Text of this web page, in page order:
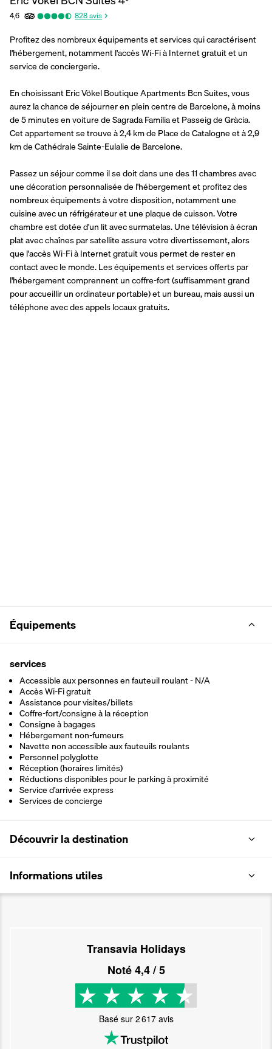
4,6 828avis
Profitez des nombreux équipements et services qui caractérisent
l'hébergement, notamment l'accès Wi-Fi à Internet gratuit et un
service de conciergerie.
En choisissant Eric Vökel Boutique Apartments Bcn Suites, vous
aurez la chance de séjourner en plein centre de Barcelone, à moins
de 5 minutes en voiture de Sagrada Família et Passeig de Gràcia.
Cet appartement se trouve à 2,4 km de Place de Catalogne et à 2,9
km de Cathédrale Sainte-Eulalie de Barcelone.
Passez un séjour comme il se doit dans une des 11 chambres avec
une décoration personnalisée de l'hébergement et profitez des
nombreux équipements à votre disposition, notamment une
cuisine avec un réfrigérateur et une plaque de cuisson. Votre
chambre est dotée d'un lit avec surmatelas. Une télévision à écran
plat avec chaînes par satellite assure votre divertissement, alors
que l'accès Wi-Fi à Internet gratuit vous permet de rester en
contact avec le monde. Les équipements et services offerts par
l'hébergement comprennent un coffre-fort (suffisamment grand
pour accueillir un ordinateur portable) et un bureau, mais aussi un
téléphone avec des appels locaux gratuits.
Équipements
services
Accessible aux personnes en fauteuil roulant - N/A
Accès Wi-Fi gratuit
Assistance pour visites/billets
Coffre-fort/consigne à la réception
Consigne à bagages
Hébergement non-fumeurs
Navette non accessible aux fauteuils roulants
Personnel polyglotte
Réception (horaires limités)
Réductions disponibles pour le parking à proximité
Service d’arrivée express
Services de concierge
Découvrir la destination
Informations utiles
Transavia Holidays
Noté4,4/ 5
Basé sur 2 617avis